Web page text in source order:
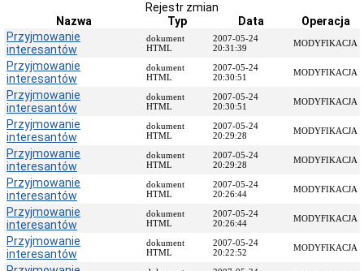
działalności
Osoby
i
kompetencje
Przedmiot
działania
i
kompetencje
Sprawozdawczość
finansowa
Statystyki
Wojewódzka
Rada
Ochrony
Zabytków
Poradnik
klienta
Rejestr zmian
Nazwa
Typ Data
Operacja
Przyjmowanie
interesantów
dokument
HTML
2007-05-24
20:31:39
MODYFIKACJA
Przyjmowanie
interesantów
dokument
HTML
2007-05-24
20:30:51
MODYFIKACJA
Przyjmowanie
interesantów
dokument
HTML
2007-05-24
20:30:51
MODYFIKACJA
Przyjmowanie
interesantów
dokument
HTML
2007-05-24
20:29:28
MODYFIKACJA
Przyjmowanie
interesantów
dokument
HTML
2007-05-24
20:29:28
MODYFIKACJA
Przyjmowanie
interesantów
dokument
HTML
2007-05-24
20:26:44
MODYFIKACJA
Przyjmowanie
interesantów
dokument
HTML
2007-05-24
20:26:44
MODYFIKACJA
Przyjmowanie
interesantów
dokument
HTML
2007-05-24
20:22:52
MODYFIKACJA